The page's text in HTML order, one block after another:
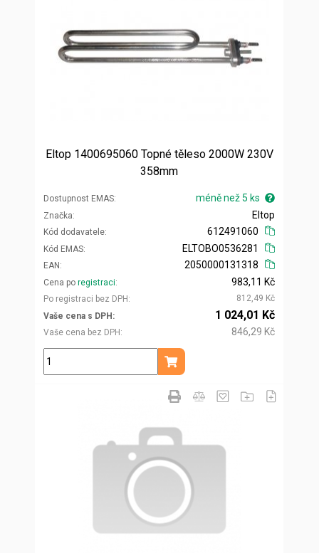
Eltop 1400695060 Topné těleso 2000W 230V
358mm
Dostupnost EMAS méně než 5 ks
Značka
Kód dodavatele
Eltop
612491060
Kód EMAS
EAN
ELTOBO0536281
2050000131318
Cena po registraci
Po registraci bez DPH
983,11 Kč
812,49 Kč
Vaše cena s DPH
Vaše cena bez DPH
1 024,01 Kč
846,29 Kč
ks
Přidat do košíku